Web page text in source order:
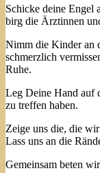
Schicke deine Engel
birg die Ärztinnen
Nimm die Kinder an
schmerzlich
Ruhe.
Leg Deine Hand auf
zu treffen haben.
Zeige uns die, die
Lass uns an die
Gemeinsam beten